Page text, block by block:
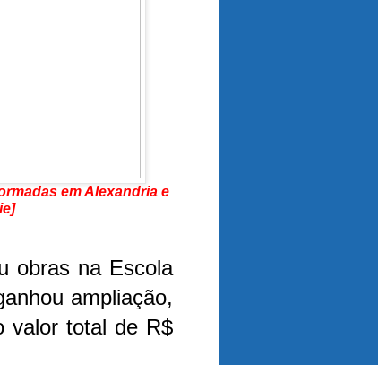
em Alexandria e
obras na Escola
ampliação,
valor total de R$